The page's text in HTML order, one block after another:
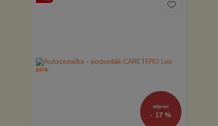
650 Kč
- 17 %